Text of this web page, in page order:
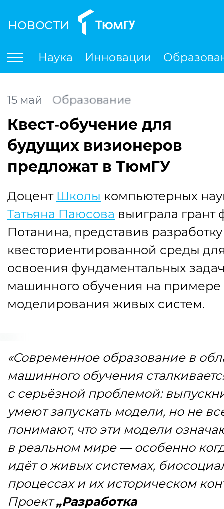
новости
Наука Инновации
Международная деятельность
Квест‑обучение для
будущих визионеров
предложат в ТюмГУ
Доцент Школы компьютерных
Татьяна Паюсова выиграла грант
Потанина, представив разработку
квесториентированной среды
освоения фундаментальных
машинного обучения на примере
моделирования живых систем.
май
15 Образование
«Современное образование в
машинного обучения
с серьёзной проблемой:
умеют запускать модели, но не
понимают, чтоэти модели
в реальном мире — особенно
идёт о живых системах,
процессах и их историческом
Проект„Разработка